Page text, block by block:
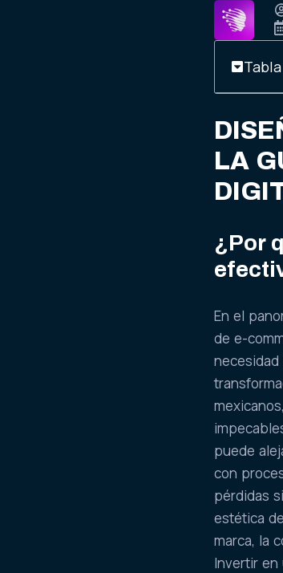
LA
¿Por
En el
de e-
puede
con
pérdidas
estética
marca, la
Invertir en